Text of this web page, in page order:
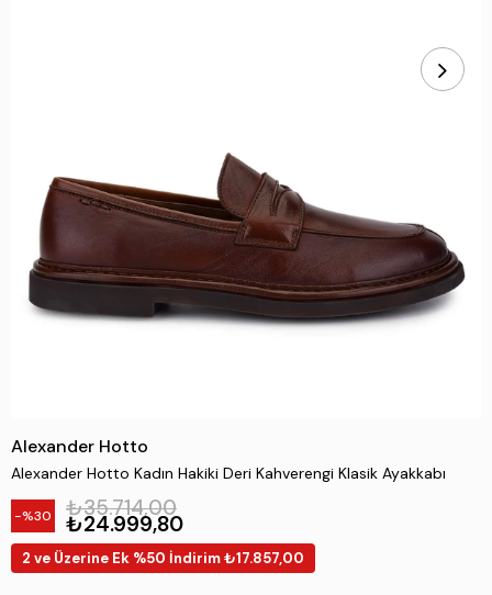
Alexander Hotto
Alexander Hotto Kadın Hakiki Deri Kahverengi Klasik Ayakkabı
30 ₺35.714,00
₺24.999,80
2 ve Üzerine Ek %50 İndirim ₺17.857,00